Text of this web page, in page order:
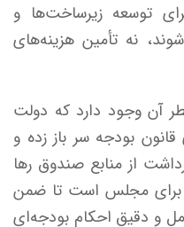
توسعه زیرساخت‌ها و
نه تأمین هزینه‌های
آن وجود دارد که دولت
بودجه سر باز زده و
از منابع صندوق رها
برای مجلس است تا ضمن
و دقیق احکام بودجه‌ای